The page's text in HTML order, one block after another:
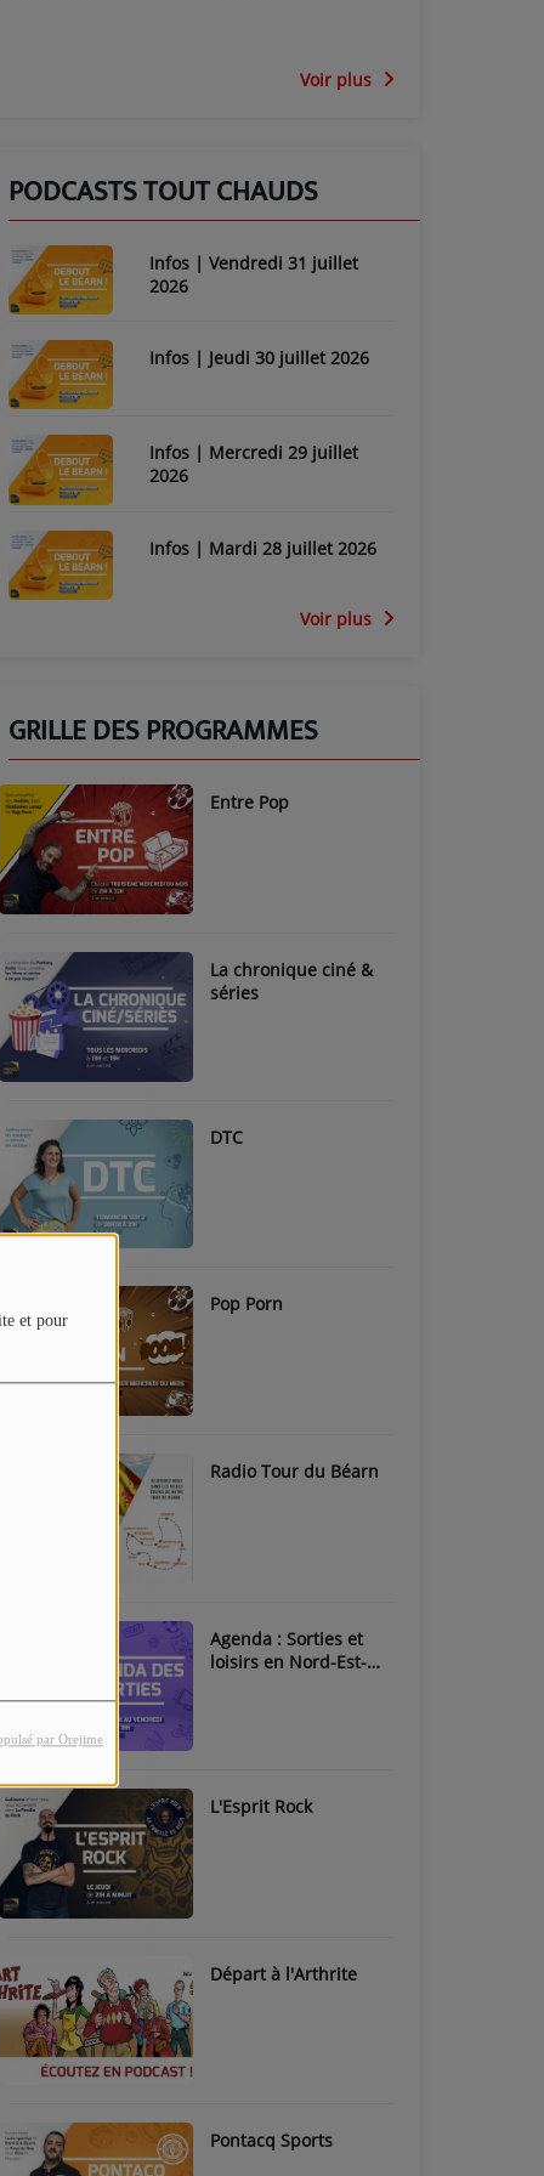
et pour
par Orejime
Voir plus
PODCASTS TOUT CHAUDS
Infos | Vendredi 31 juillet
2026
Infos | Jeudi 30 juillet 2026
Infos | Mercredi 29 juillet
2026
Infos | Mardi 28 juillet 2026
Voir plus
GRILLE DES PROGRAMMES
Entre Pop
La chronique ciné &
séries
DTC
Pop Porn
Radio Tour du Béarn
Agenda : Sorties et
loisirs en Nord-Est-
L'Esprit Rock
Départ à l'Arthrite
Pontacq Sports